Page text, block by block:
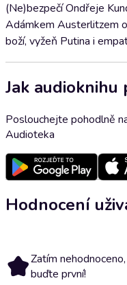
(Ne)bezpečí Ondřeje
Adámkem Austerlitzem
boží, vyžeň Putina i
Jak audioknihu
Poslouchejte pohodlně
Audioteka
Hodnocení
Zatím
buďte první!